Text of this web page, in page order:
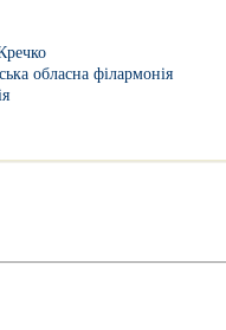
обласна філармонія